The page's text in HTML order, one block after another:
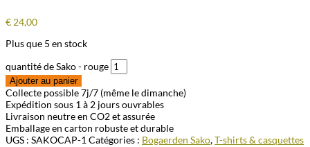
€ 24,00
Plus que 5 en stock
quantité de Sako - rouge
Ajouter au panier
Collecte possible 7j/7 (même le dimanche)
Expédition sous 1 à 2 jours ouvrables
Livraison neutre en CO2 et assurée
Emballage en carton robuste et durable
UGS : SAKOCAP-1 Catégories : Bogaerden Sako,T-shirts & casquettes